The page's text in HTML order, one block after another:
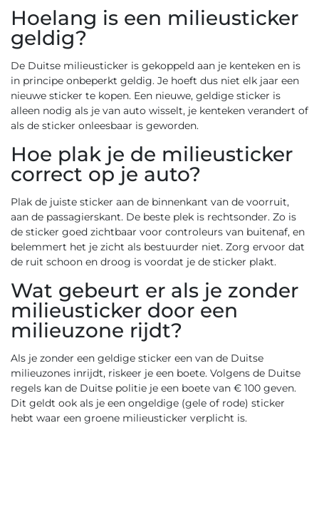
Hoelang is een milieusticker
geldig?
De Duitse milieusticker is gekoppeld aan je kenteken en is
in principe onbeperkt geldig. Je hoeft dus niet elk jaar een
nieuwe sticker te kopen. Een nieuwe, geldige sticker is
alleen nodig als je van auto wisselt, je kenteken verandert of
als de sticker onleesbaar is geworden.
Hoe plak je de milieusticker
correct op je auto?
Plak de juiste sticker aan de binnenkant van de voorruit,
aan de passagierskant. De beste plek is rechtsonder. Zo is
de sticker goed zichtbaar voor controleurs van buitenaf, en
belemmert het je zicht als bestuurder niet. Zorg ervoor dat
de ruit schoon en droog is voordat je de sticker plakt.
Wat gebeurt er als je zonder
milieusticker door een
milieuzone rijdt?
Als je zonder een geldige sticker een van de Duitse
milieuzones inrijdt, riskeer je een boete. Volgens de Duitse
regels kan de Duitse politie je een boete van € 100 geven.
Dit geldt ook als je een ongeldige (gele of rode) sticker
hebt waar een groene milieusticker verplicht is.